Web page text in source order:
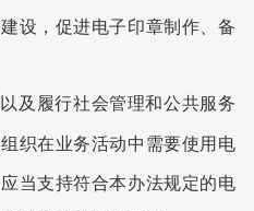
设，促进电子印章制作、备
及履行社会管理和公共服务
织在业务活动中需要使用电
当支持符合本办法规定的电